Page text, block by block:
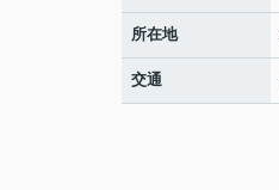
所在地
交通